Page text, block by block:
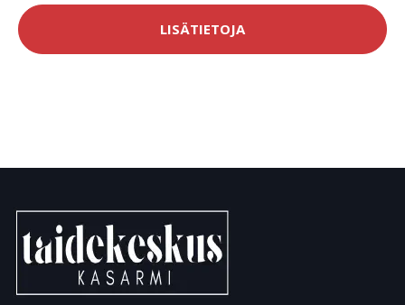
LISÄTIETOJA